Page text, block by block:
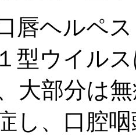
唇ヘルペ
型ウイル
大部分は
し、口腔